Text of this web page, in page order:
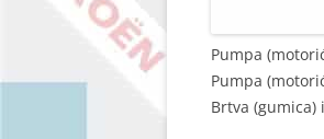
Pumpa
Pumpa
Brtva